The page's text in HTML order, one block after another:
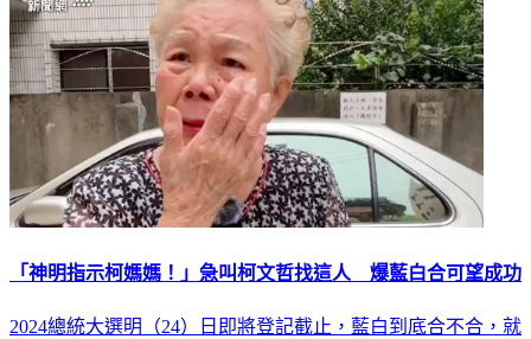
「神明指示柯媽媽！」急叫柯文哲找這人 爆藍白合可望成功
2024總統大選明（24）日即將登記截止，藍白到底合不合，就